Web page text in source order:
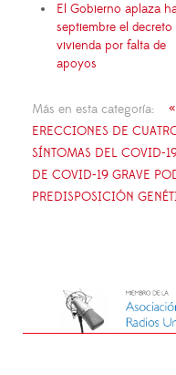
El Gobierno aplaza
septiembre el decreto
vivienda por falta de
apoyos
Más en esta categoría:
ERECCIONES DE
SÍNTOMAS DEL COVID-
DE COVID-19 GRAVE
PREDISPOSICIÓN